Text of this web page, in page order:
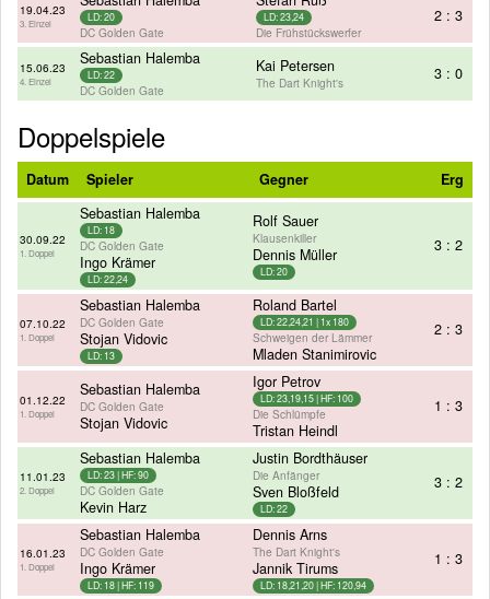
19.04.23
3. Einzel LD: 20
DC Golden Gate
LD: 23,24
Die Frühstückswerfer
2 : 3
15.06.23
4. Einzel
Sebastian Halemba
LD: 22
DC Golden Gate
Kai Petersen
The Dart Knight's 3 : 0
Doppelspiele
Datum Spieler Gegner Erg
30.09.22
1. Doppel
Sebastian Halemba
LD: 18
DC Golden Gate
Ingo Krämer
LD: 22,24
Rolf Sauer
Klausenkiller
Dennis Müller
LD: 20
3 : 2
07.10.22
1. Doppel
Sebastian Halemba
DC Golden Gate
Stojan Vidovic
LD: 13
Roland Bartel
LD: 22,24,21 | 1x 180
Schweigen der Lämmer
Mladen Stanimirovic
2 : 3
01.12.22
1. Doppel
Sebastian Halemba
DC Golden Gate
Stojan Vidovic
Igor Petrov
LD: 23,19,15 | HF: 100
Die Schlümpfe
Tristan Heindl
1 : 3
11.01.23
2. Doppel
Sebastian Halemba
LD: 23 | HF: 90
DC Golden Gate
Kevin Harz
Justin Bordthäuser
Die Anfänger
Sven Bloßfeld
LD: 22
3 : 2
16.01.23
1. Doppel
Sebastian Halemba
DC Golden Gate
Ingo Krämer
LD: 18 | HF: 119
Dennis Arns
The Dart Knight's
Jannik Tirums
LD: 18,21,20 | HF: 120,94
1 : 3